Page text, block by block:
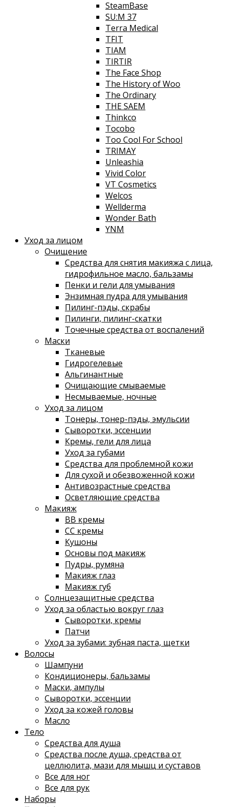
SteamBase
SU:M 37
Terra Medical
TFIT
TIAM
TIRTIR
The Face Shop
The History of Woo
The Ordinary
THE SAEM
Thinkco
Tocobo
Too Cool For School
TRIMAY
Unleashia
Vivid Color
VT Cosmetics
Welcos
Wellderma
Wonder Bath
YNM
Уход за лицом
Очищение
Средства для снятия макияжа с лица,
гидрофильное масло, бальзамы
Пенки и гели для умывания
Энзимная пудра для умывания
Пилинг-пэды, скрабы
Пилинги, пилинг-скатки
Точечные средства от воспалений
Маски
Тканевые
Гидрогелевые
Альгинантные
Очищающие смываемые
Несмываемые, ночные
Уход за лицом
Тонеры, тонер-пэды, эмульсии
Сыворотки, эссенции
Кремы, гели для лица
Уход за губами
Средства для проблемной кожи
Для сухой и обезвоженной кожи
Антивозрастные средства
Осветляющие средства
Макияж
ВВ кремы
СС кремы
Кушоны
Основы под макияж
Пудры, румяна
Макияж глаз
Макияж губ
Солнцезащитные средства
Уход за областью вокруг глаз
Сыворотки, кремы
Патчи
Уход за зубами: зубная паста, щетки
Волосы
Шампуни
Кондиционеры, бальзамы
Маски, ампулы
Сыворотки, эссенции
Уход за кожей головы
Масло
Тело
Средства для душа
Средства после душа, средства от
целлюлита, мази для мышц и суставов
Все для ног
Все для рук
Наборы